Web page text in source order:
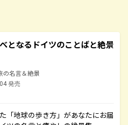
となるドイツのことばと絶景
の名言＆絶景
発売
「地球の歩き方」があなたにお届